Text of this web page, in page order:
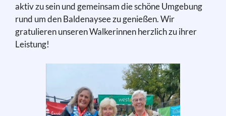
aktiv zu sein und gemeinsam die schöne Umgebung
rund um den Baldenaysee zu genießen. Wir
gratulieren unseren Walkerinnen herzlich zu ihrer
Leistung!